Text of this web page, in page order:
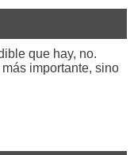
que hay, no.
importante, sino